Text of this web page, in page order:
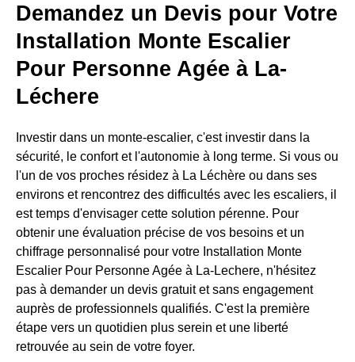
Demandez un Devis pour Votre
Installation Monte Escalier
Pour Personne Agée à La-
Léchere
Investir dans un monte-escalier, c'est investir dans la
sécurité, le confort et l'autonomie à long terme. Si vous ou
l'un de vos proches résidez à La Léchère ou dans ses
environs et rencontrez des difficultés avec les escaliers, il
est temps d'envisager cette solution pérenne. Pour
obtenir une évaluation précise de vos besoins et un
chiffrage personnalisé pour votre Installation Monte
Escalier Pour Personne Agée à La-Lechere, n'hésitez
pas à demander un devis gratuit et sans engagement
auprès de professionnels qualifiés. C'est la première
étape vers un quotidien plus serein et une liberté
retrouvée au sein de votre foyer.